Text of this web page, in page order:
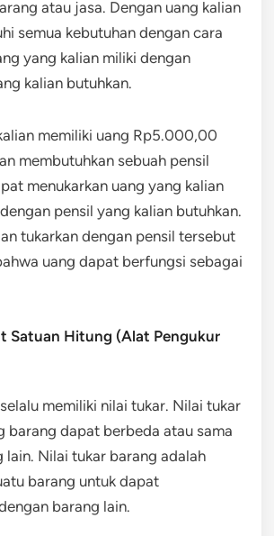
atau jasa. Dengan uang kalian
semua kebutuhan dengan cara
yang kalian miliki dengan
kalian butuhkan.
memiliki uang Rp5.000,00
membutuhkan sebuah pensil
menukarkan uang yang kalian
pensil yang kalian butuhkan.
tukarkan dengan pensil tersebut
uang dapat berfungsi sebagai
Satuan Hitung (Alat Pengukur
memiliki nilai tukar. Nilai tukar
barang dapat berbeda atau sama
lain. Nilai tukar barang adalah
barang untuk dapat
barang lain.